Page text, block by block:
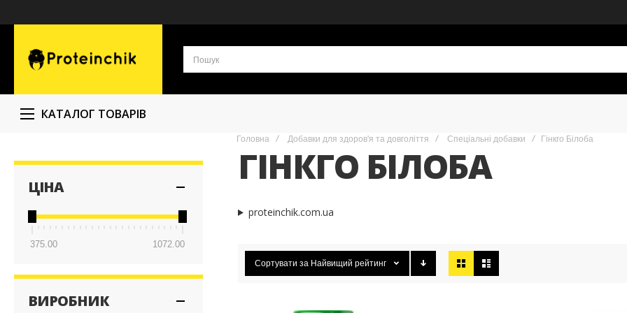
КАТАЛОГ ТОВАРІВ
Головна Добавки для здоров'я та довголіття Спеціальні добавки Гінкго Білоба
ГІНКГО БІЛОБА
proteinchik.com.ua
Сортувати за Найвищий рейтинг
ЦІНА
375.00 1072.00
ВИРОБНИК